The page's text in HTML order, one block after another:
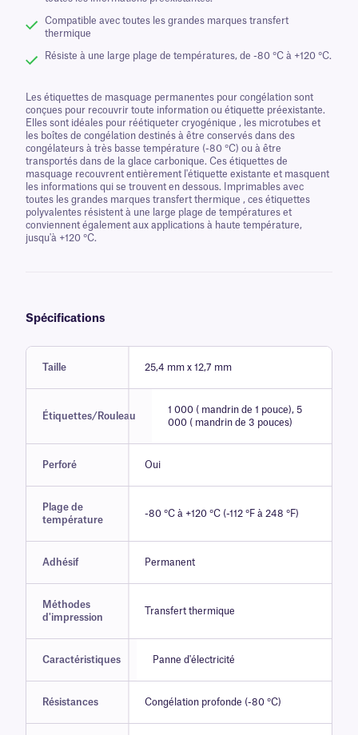
Compatible avec toutes les grandes marques transfert
thermique
Résiste à une large plage de températures, de -80 °C à +120 °C.
Les étiquettes de masquage permanentes pour congélation sont
conçues pour recouvrir toute information ou étiquette préexistante.
Elles sont idéales pour réétiqueter cryogénique , les microtubes et
les boîtes de congélation destinés à être conservés dans des
congélateurs à très basse température (-80 °C) ou à être
transportés dans de la glace carbonique. Ces étiquettes de
masquage recouvrent entièrement l'étiquette existante et masquent
les informations qui se trouvent en dessous. Imprimables avec
toutes les grandes marques transfert thermique , ces étiquettes
polyvalentes résistent à une large plage de températures et
conviennent également aux applications à haute température,
jusqu'à +120 °C.
Spécifications
Taille 25,4 mm x 12,7 mm
Étiquettes/Rouleau
1 000 ( mandrin de 1 pouce), 5
000 ( mandrin de 3 pouces)
Perforé Oui
Plage de
température
-80 °C à +120 °C (-112 °F à 248 °F)
Adhésif Permanent
Méthodes
d'impression
Transfert thermique
Caractéristiques Panne d'électricité
Résistances Congélation profonde (-80 °C)